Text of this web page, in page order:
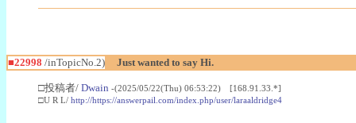
■22998 /inTopicNo.2) Just wanted to say Hi.
□投稿者/ Dwain -(2025/05/22(Thu) 06:53:22) [168.91.33.*]
□U R L/ http://https://answerpail.com/index.php/user/laraaldridge4